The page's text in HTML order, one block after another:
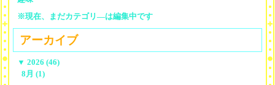
※現在、まだカテゴリ—は編集中です
アーカイブ
▼ 2026 (46)
8月 (1)